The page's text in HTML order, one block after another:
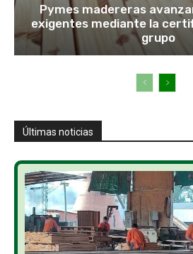
Pymes madereras
exigentes mediante la
grupo
Últimas noticias